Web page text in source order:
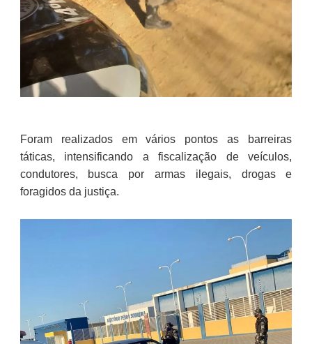
Foram realizados em vários pontos as barreiras
táticas, intensificando a fiscalização de veículos,
condutores, busca por armas ilegais, drogas e
foragidos da justiça.